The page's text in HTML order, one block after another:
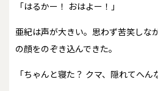
「はるかー！ おはよー！」
亜紀は声が大きい。思わず苦笑しな
の顔をのぞき込んできた。
「ちゃんと寝た？ クマ、隠れてへん